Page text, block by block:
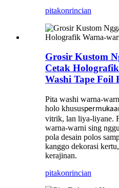
pitakonrincian
Grosir Kustom
Cetak
Washi Tape Foil
Pita washi warna-
holo khusus
vitrik, lan liya-liyane.
warna-warni sing
pola desain polos
kanggo dekorasi
kerajinan.
pitakonrincian